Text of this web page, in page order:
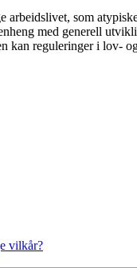
som
med generell
kan reguleringer i lov-
vilkår?